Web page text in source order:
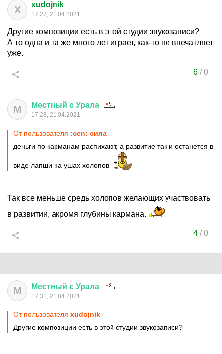
X xudojnik
17:27, 21.04.2021
Другие композиции есть в этой студии звукозаписи?
А то одна и та же много лет играет, как-то не впечатляет
уже.
6/0
М Местный с Урала
17:28, 21.04.2021
От пользователя :cen: сила
деньги по карманам распихают, а развитие так и останется в
виде лапши на ушах холопов
Так все меньше средь холопов желающих участвовать
в развитии, акромя глубины кармана.
4/0
М Местный с Урала
17:31, 21.04.2021
От пользователя xudojnik
Другие композиции есть в этой студии звукозаписи?